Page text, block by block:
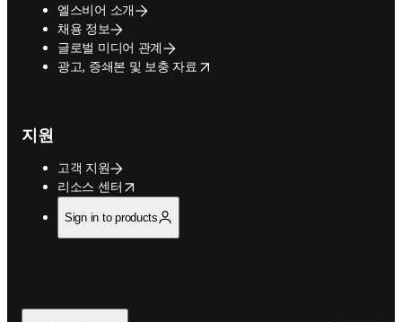
엘스비어 소개
채용 정보
글로벌 미디어 관계
광고, 증쇄본 및 보충 자료
opens in new tab/window
지원
고객 지원
리소스 센터
opens in new tab/window
Sign in to products